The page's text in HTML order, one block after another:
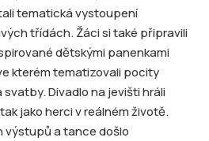
tematická vystoupení
třídách. Žáci si také připravili
dětskými panenkami
kterém tematizovali pocity
Divadlo na jevišti hráli
jako herci v reálném životě.
výstupů a tance došlo